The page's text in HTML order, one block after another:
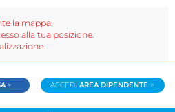
> ACCEDIAREA DIPENDENTE >
la mappa,
alla tua posizione.